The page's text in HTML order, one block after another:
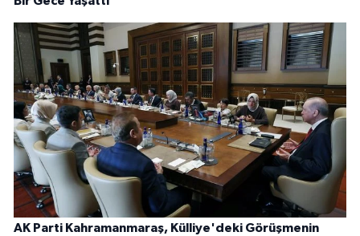
AK Parti Kahramanmaraş, Külliye'deki Görüşmenin